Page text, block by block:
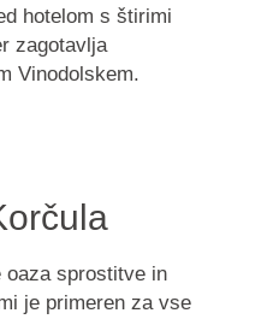
hotelom s štirimi
zagotavlja
Vinodolskem.
sprostitve in
je primeren za vse